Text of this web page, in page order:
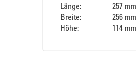
Länge:
257 mm
Breite:
256 mm
Höhe:
114 mm